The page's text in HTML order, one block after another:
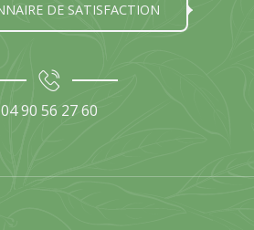
DE SATISFACTION
04 90 56 27 60